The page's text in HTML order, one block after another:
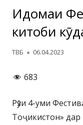
Идомаи
китоби
Автор
ТВБ Опубликовано
06.04.2023
683
Рӯзи 4-уми
Тоҷикистон»